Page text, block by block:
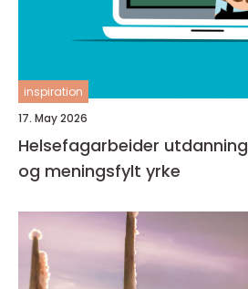
inspiration
17. May 2026
Helsefagarbeider utdanning veien til et trygt
og meningsfylt yrke